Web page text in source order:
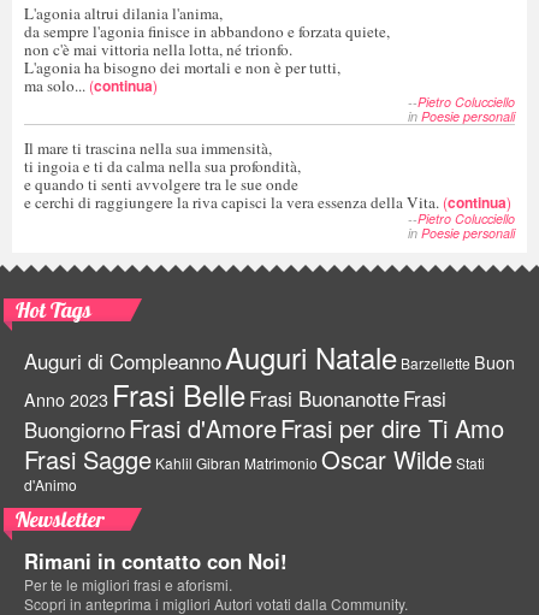
L'agonia altrui dilania l'anima,
da sempre l'agonia finisce in abbandono e forzata quiete,
non c'è mai vittoria nella lotta, né trionfo.
L'agonia ha bisogno dei mortali e non è per tutti,
ma solo... (continua)
--Pietro Colucciello
in Poesie personali
Il mare ti trascina nella sua immensità,
ti ingoia e ti da calma nella sua profondità,
e quando ti senti avvolgere tra le sue onde
e cerchi di raggiungere la riva capisci la vera essenza della Vita. (continua)
--Pietro Colucciello
in Poesie personali
Hot Tags
Auguri di CompleannoAuguri Natale Barzellette Buon
Anno 2023 Frasi BelleFrasi BuonanotteFrasi
BuongiornoFrasi d'AmoreFrasi per dire Ti Amo
Frasi Sagge Kahlil Gibran Matrimonio Oscar WildeStati
d'Animo
Newsletter
Rimani in contatto con Noi!
Per te le migliori frasi e aforismi.
Scopri in anteprima i migliori Autori votati dalla Community.